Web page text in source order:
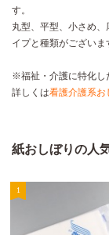
す。
丸型、平型、小さめ
イプと種類がございま
※福祉・介護に特化し
詳しくは看護介護系お
紙おしぼりの人